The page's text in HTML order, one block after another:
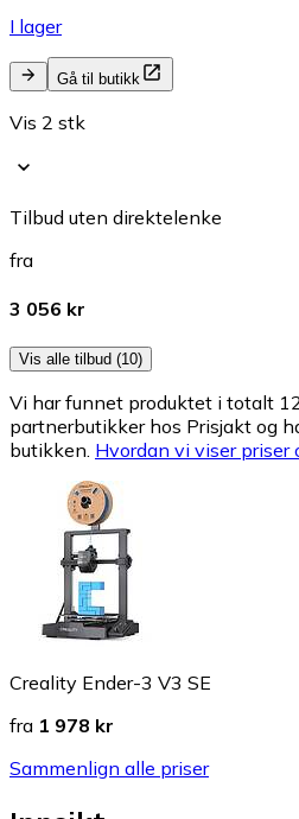
I lager
Gå til butikk
Vis 2 stk
Tilbud uten direktelenke
fra
3 056 kr
Vis alle tilbud (10)
Vi har funnet produktet i totalt
partnerbutikker hos Prisjakt og
butikken. Hvordan vi viser priser
Creality Ender-3 V3 SE
fra 1 978 kr
Sammenlign alle priser